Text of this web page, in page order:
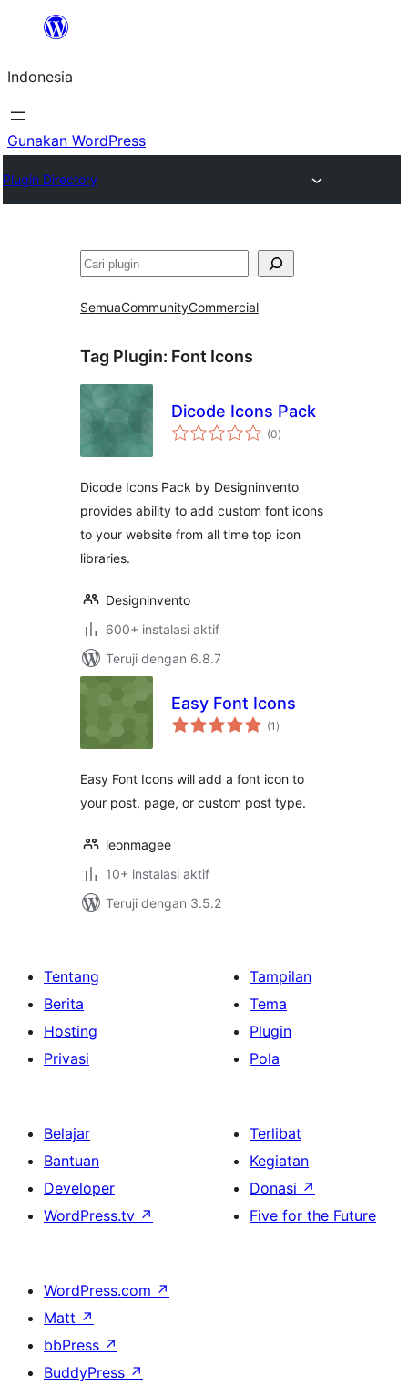
Lewati
konten
Indonesia
Gunakan WordPress
Plugin Directory
Cari
SemuaCommunityCommercial
Tag Plugin: Font Icons
Dicode Icons Pack
(0total
rating
)
Dicode Icons Pack by Designinvento
provides ability to add custom font icons
to your website from all time top icon
libraries.
Designinvento
600+ instalasi aktif
Teruji dengan 6.8.7
Easy Font Icons
(1 total
rating
)
Easy Font Icons will add a font icon to
your post, page, or custom post type.
leonmagee
10+ instalasi aktif
Teruji dengan 3.5.2
Tentang
Berita
Hosting
Privasi
Tampilan
Tema
Plugin
Pola
Belajar
Bantuan
Developer
WordPress.tv ↗
Terlibat
Kegiatan
Donasi ↗
Five for the Future
WordPress.com ↗
Matt ↗
bbPress ↗
BuddyPress ↗